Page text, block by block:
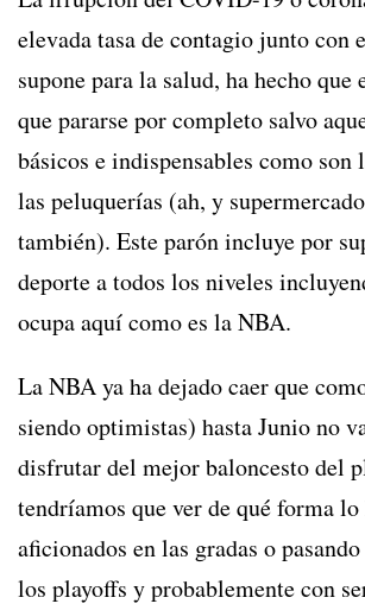
elevada tasa de contagio junto con
supone para la salud, ha hecho que
que pararse por completo salvo
básicos e indispensables como
las peluquerías (ah, y
también). Este parón incluye por
deporte a todos los niveles
ocupa aquí como es la NBA.
La NBA ya ha dejado caer que
siendo optimistas) hasta Junio no
disfrutar del mejor baloncesto del
tendríamos que ver de qué forma
aficionados en las gradas o
los playoffs y probablemente con